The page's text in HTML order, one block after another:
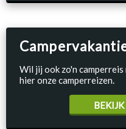
Wil jij ook zo'n camperreis
hier onze camperreizen.